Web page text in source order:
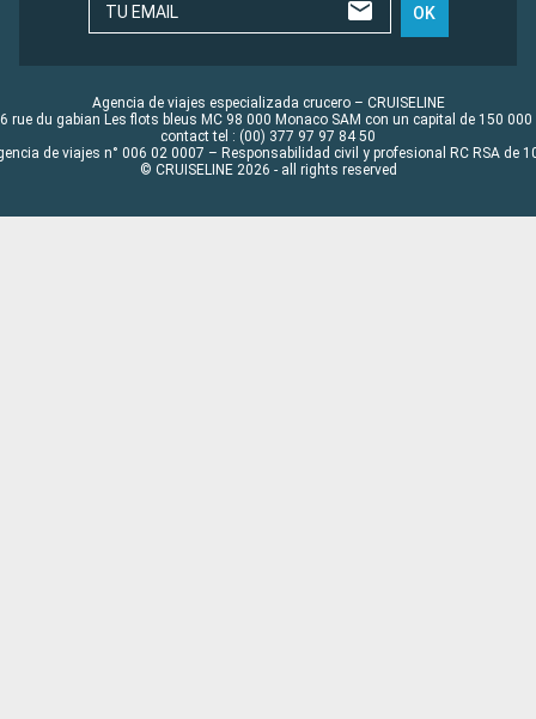
TU EMAIL OK
Agencia de viajes especializada crucero – CRUISELINE
rue du gabian Les flots bleus MC 98 000 Monaco SAM con un capital de 150 000
contact tel : (00) 377 97 97 84 50
de viajes n° 006 02 0007 – Responsabilidad civil y profesional RC RSA de
© CRUISELINE 2026 - all rights reserved